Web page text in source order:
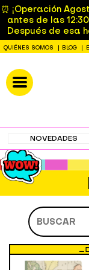
⏰ ¡Operación
antes de las
Después de esa
QUIÉNES SOMOS BLOG
NOVEDADES